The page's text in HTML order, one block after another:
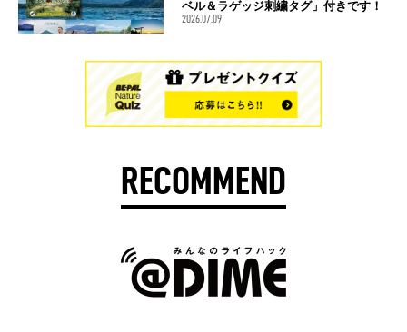
ベル＆ラゲッジ刺繍タグ」付きです！
2026.07.09
RECOMMEND